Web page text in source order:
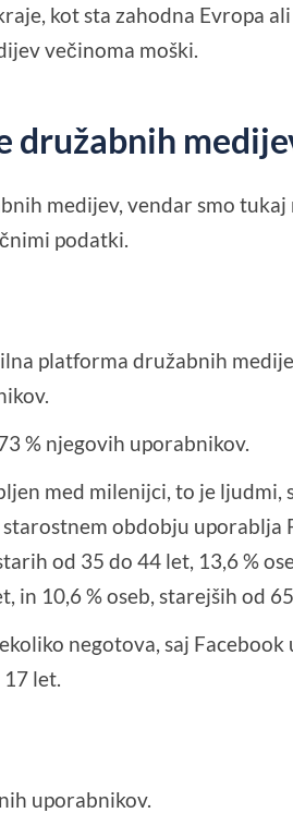
kot sta zahodna Evropa
večinoma moški.
družabnih
medijev, vendar smo
podatki.
platforma družabnih
% njegovih uporabnikov.
med milenijci, to je ljudmi,
obdobju uporablja
od 35 do 44 let, 13,6 %
in 10,6 % oseb, starejših od
negotova, saj Facebook
let.
uporabnikov.